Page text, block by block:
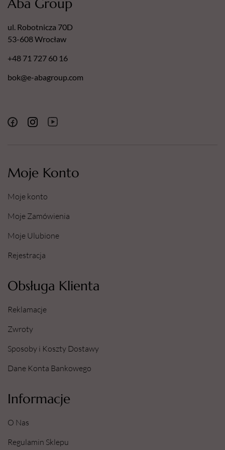
Moje Konto
Moje konto
Moje Zamówienia
Moje Ulubione
Rejestracja
Obsługa Klienta
Reklamacje
Zwroty
Sposoby i Koszty Dostawy
Dane Konta Bankowego
Informacje
O Nas
Regulamin Sklepu
Aba Group
ul. Robotnicza 70D
53-608 Wrocław
+48 71 727 60 16
bok@e-abagroup.com